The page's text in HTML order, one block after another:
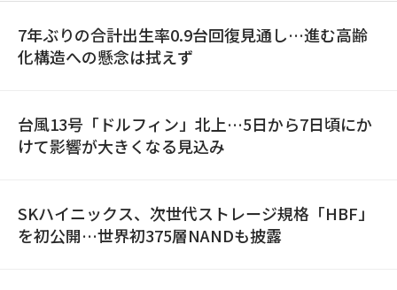
7年ぶりの合計出生率0.9台回復見通し…進む高齢
化構造への懸念は拭えず
台風13号「ドルフィン」北上…5日から7日頃にか
けて影響が大きくなる見込み
SKハイニックス、次世代ストレージ規格「HBF」
を初公開…世界初375層NANDも披露